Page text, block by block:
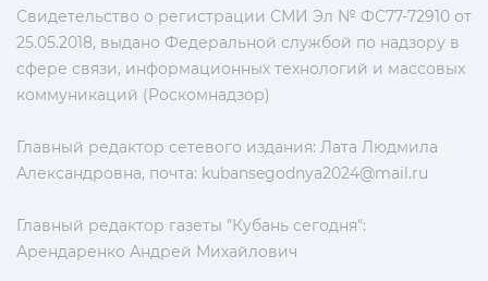
Свидетельство о регистрации СМИ Эл № ФС77-72910 от
25.05.2018, выдано Федеральной службой по надзору в
сфере связи, информационных технологий и массовых
коммуникаций (Роскомнадзор)
Главный редактор сетевого издания: Лата Людмила
Александровна, почта: kubansegodnya2024@mail.ru
Главный редактор газеты "Кубань сегодня":
Арендаренко Андрей Михайлович